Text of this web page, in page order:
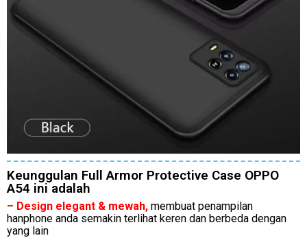
Keunggulan Full Armor Protective Case OPPO
A54 ini adalah
– Design elegant & mewah, membuat penampilan
hanphone anda semakin terlihat keren dan berbeda dengan
yang lain